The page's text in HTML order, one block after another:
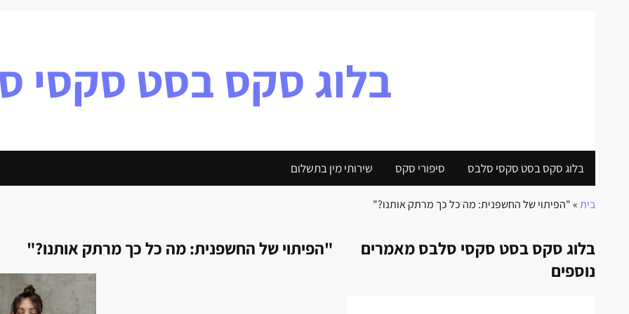
בלוג סקס בסט סקסי
בלוג סקס בסט סקסי סלבס סיפורי סקס שירותי מין בתשלום
בית»"הפיתוי של החשפנית: מה כל כך מרתק אותנו?"
"הפיתוי של החשפנית: מה כל כך מרתק אותנו?"
בלוג סקס בסט סקסי סלבס מאמרים
נוספים